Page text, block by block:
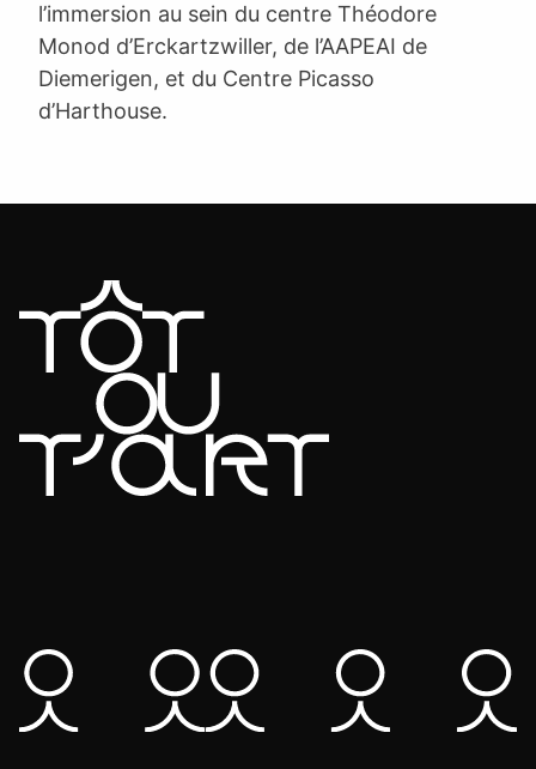
l’immersion au sein du centre Théodore
Monod d’Erckartzwiller, de l’AAPEAI de
Diemerigen, et du Centre Picasso
d’Harthouse.